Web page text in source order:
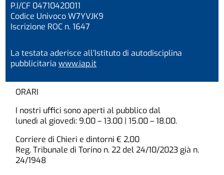
P.I/CF 04710420011
Codice Univoco W7YVJK9
Iscrizione ROC n. 1647
La testata aderisce all’Istituto di autodisciplina
pubblicitariawww.iap.it
ORARI
I nostri uffici sono aperti al pubblico dal
lunedì al giovedì: 9.00 – 13.00 | 15.00 – 18.00.
Corriere di Chieri e dintorni € 2,00
Reg. Tribunale di Torino n. 22 del 24/10/2023 già n.
24/1948